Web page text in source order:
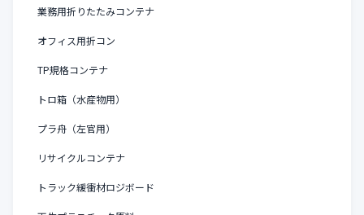
業務用折りたたみコンテナ
オフィス用折コン
TP規格コンテナ
トロ箱（水産物用）
プラ舟（左官用）
リサイクルコンテナ
トラック緩衝材ロジボード